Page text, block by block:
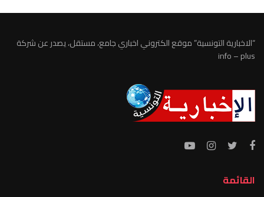
“الاخبارية التونسية” موقع الكتروني اخباري جامع، مستقل، يصدر عن شركة
info – plus
القائمة